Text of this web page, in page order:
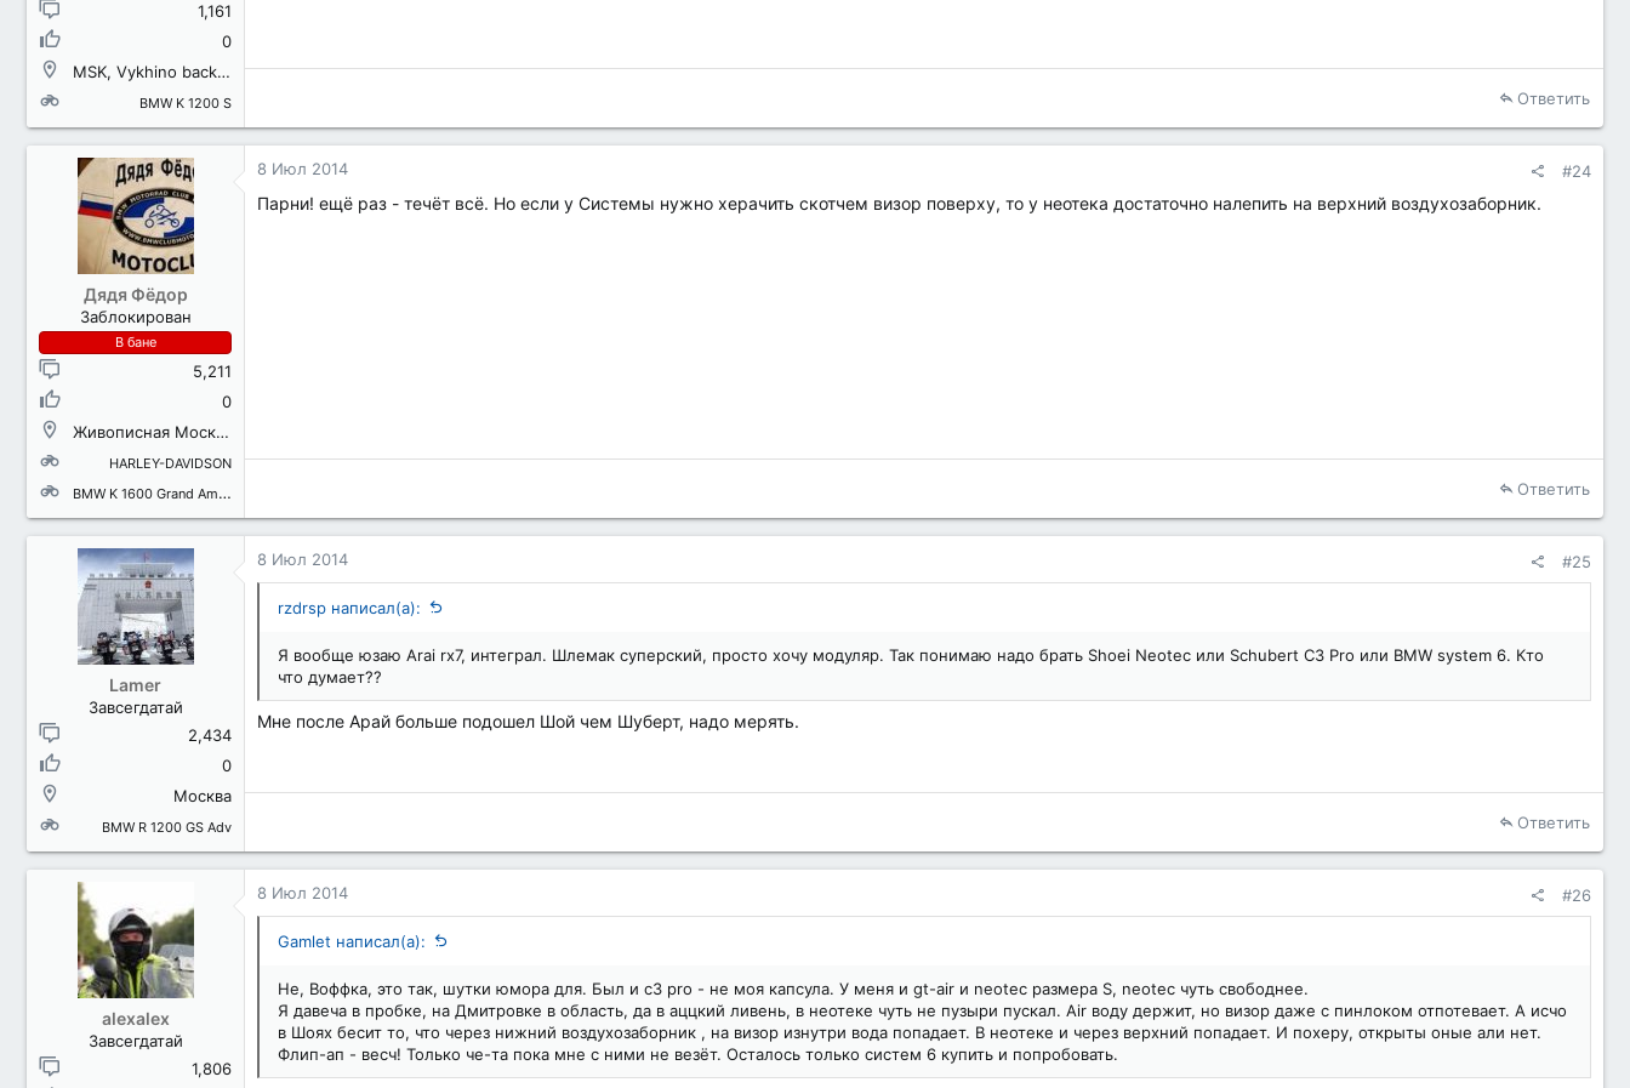
1,161
0
MSK, Vykhino backcountry district
BMW K 1200 S Ответить
Дядя Фёдор
Заблокирован
В бане
5,211
0
Живописная Москва
HARLEY-DAVIDSON
BMW K 1600 Grand America
8 Июл 2014 #24
Парни! ещё раз - течёт всё. Но если у Системы нужно херачить скотчем визор поверху, то у неотека достаточно налепить на верхний воздухозаборник.
Ответить
Lamer
Завсегдатай
2,434
0
Москва
BMW R 1200 GS Adv
8 Июл 2014 #25
rzdrsp написал(а):
Я вообще юзаю Arai rx7, интеграл. Шлемак суперский, просто хочу модуляр. Так понимаю надо брать Shoei Neotec или Schubert C3 Pro или BMW system 6. Кто
что думает??
Мне после Арай больше подошел Шой чем Шуберт, надо мерять.
Ответить
alexalex
Завсегдатай
1,806
8 Июл 2014 #26
Gamlet написал(а):
Не, Воффка, это так, шутки юмора для. Был и с3 pro - не моя капсула. У меня и gt-air и neotec размера S, neotec чуть свободнее.
Я давеча в пробке, на Дмитровке в область, да в аццкий ливень, в неотеке чуть не пузыри пускал. Air воду держит, но визор даже с пинлоком отпотевает. А исчо
в Шоях бесит то, что через нижний воздухозаборник , на визор изнутри вода попадает. В неотеке и через верхний попадает. И похеру, открыты оные али нет.
Флип-ап - весч! Только че-та пока мне с ними не везёт. Осталось только систем 6 купить и попробовать.